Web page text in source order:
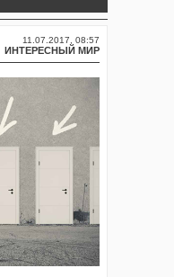
11.07.2017, 08:57
ИНТЕРЕСНЫЙ МИР